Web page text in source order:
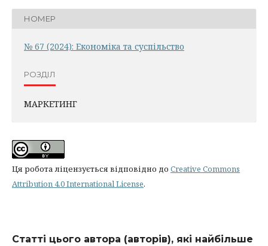
НОМЕР
№ 67 (2024): Економіка та суспільство
РОЗДІЛ
МАРКЕТИНГ
Ця робота ліцензується відповідно до Creative Commons
Attribution 4.0 International License.
Статті цього автора (авторів), які найбільше